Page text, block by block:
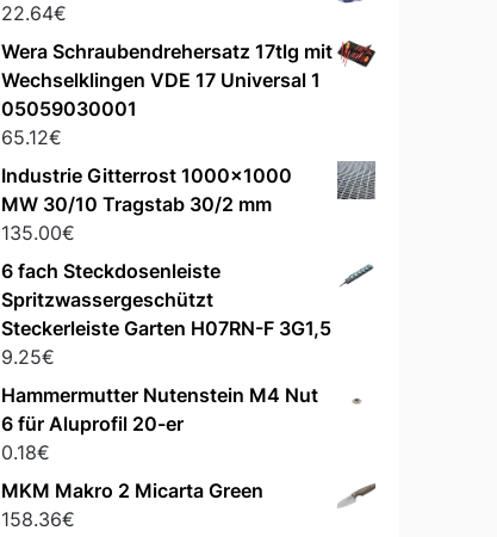
22.64€
Wera Schraubendrehersatz 17tlg mit
Wechselklingen VDE 17 Universal 1
05059030001
65.12€
Industrie Gitterrost 1000x1000
MW 30/10 Tragstab 30/2 mm
135.00€
6 fach Steckdosenleiste
Spritzwassergeschützt
Steckerleiste Garten H07RN-F 3G1,5
9.25€
Hammermutter Nutenstein M4 Nut
6 für Aluprofil 20-er
0.18€
MKM Makro 2 Micarta Green
158.36€